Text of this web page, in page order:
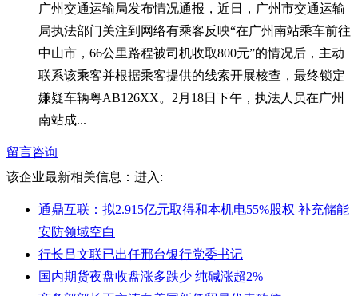
广州交通运输局发布情况通报，近日，广州市交通运输
局执法部门关注到网络有乘客反映“在广州南站乘车前往
中山市，66公里路程被司机收取800元”的情况后，主动
联系该乘客并根据乘客提供的线索开展核查，最终锁定
嫌疑车辆粤AB126XX。2月18日下午，执法人员在广州
南站成...
留言咨询
该企业最新相关信息： 进入:
通鼎互联：拟2.915亿元取得和本机电55%股权 补充储能
安防领域空白
行长吕文联已出任邢台银行党委书记
国内期货夜盘收盘涨多跌少 纯碱涨超2%